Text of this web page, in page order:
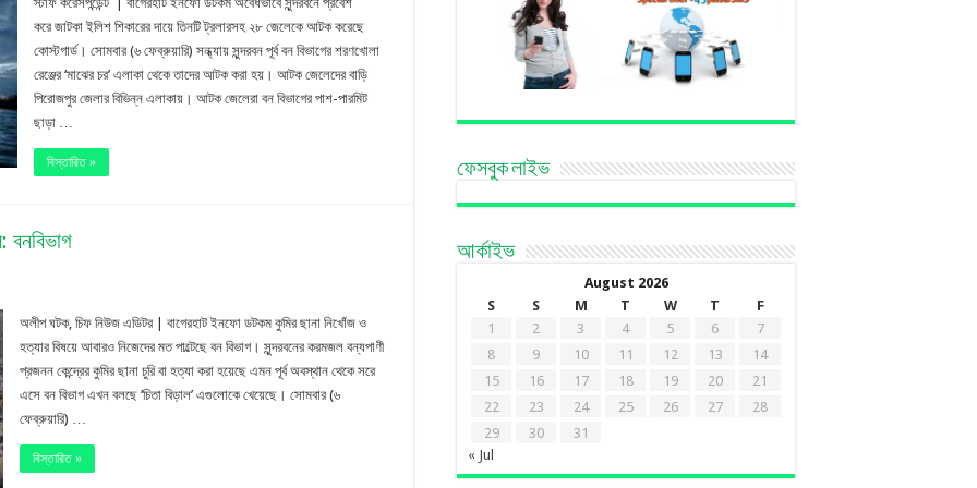
জাটকাসহ
২৮
জেলে
আটক
করে জাটকা ইলিশ শিকারের দায়ে তিনটি ট্রলারসহ ২৮ জেলেকে আটক করেছে
কোস্টগার্ড। সোমবার (৬ ফেব্রুয়ারি) সন্ধ্যায় সুন্দরবন পূর্ব বন বিভাগের শরণখোলা
রেঞ্জের ‘মাঝের চর’ এলাকা থেকে তাদের আটক করা হয়। আটক জেলেদের বাড়ি
পিরোজপুর জেলার বিভিন্ন এলাকায়। আটক জেলেরা বন বিভাগের পাশ-পারমিট
ছাড়া …
বিস্তারিত »
বনবিভাগ
অলীপ ঘটক, চিফ নিউজ এডিটর | বাগেরহাট ইনফো ডটকম কুমির ছানা নিখোঁজ ও
হত্যার বিষয়ে আবারও নিজেদের মত পাল্টেছে বন বিভাগ। সুন্দরবনের করমজল বন্যপাণী
প্রজনন কেন্দ্রের কুমির ছানা চুরি বা হত্যা করা হয়েছে এমন পূর্ব অবস্থান থেকে সরে
এসে বন বিভাগ এখন বলছে ‘চিতা বিড়াল’ এগুলোকে খেয়েছে। সোমবার (৬
ফেব্রুয়ারি) …
বিস্তারিত »
ফেসবুক লাইভ
আর্কাইভ
August 2026
S
S M T W T
F
1
2 3 4 5 6
7
8
9 10 11 12 13
14
15
16 17 18 19 20
21
22
23 24 25 26 27
28
29
30
31
« Jul